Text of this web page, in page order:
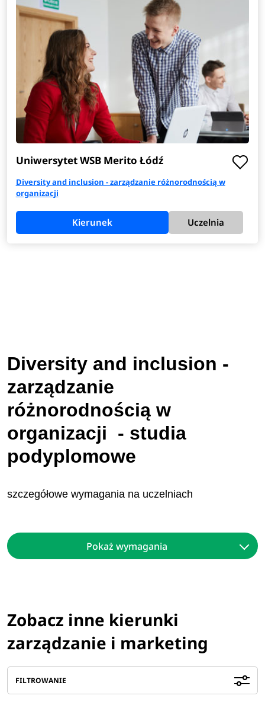
Uniwersytet WSB Merito Łódź
Diversity and inclusion - zarządzanie różnorodnością w
organizacji
Kierunek Uczelnia
Diversity and inclusion -
zarządzanie
różnorodnością w
organizacji - studia
podyplomowe
szczegółowe wymagania na uczelniach
Pokaż wymagania
Zobacz inne kierunki
zarządzanie i marketing
FILTROWANIE